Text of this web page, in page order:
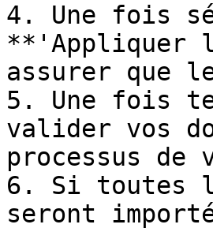
4. Une fois
**'Appliquer
assurer que
5. Une fois
valider vos
processus
6. Si toutes
seront